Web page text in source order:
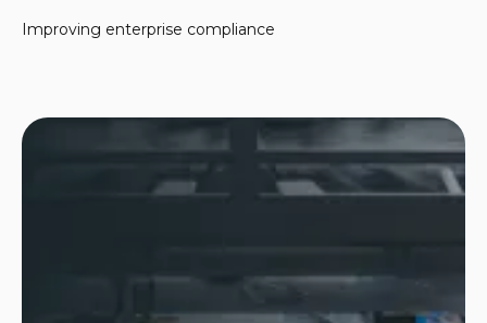
Improving enterprise compliance